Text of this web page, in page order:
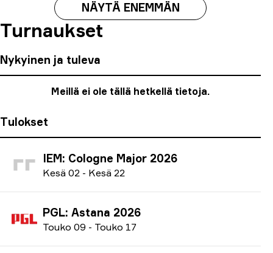
NÄYTÄ ENEMMÄN
Turnaukset
Nykyinen ja tuleva
Meillä ei ole tällä hetkellä tietoja.
Tulokset
IEM: Cologne Major 2026
Kesä 02 - Kesä 22
PGL: Astana 2026
Touko 09 - Touko 17